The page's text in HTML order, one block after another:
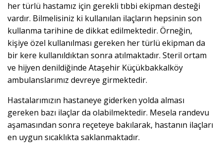
her türlü hastamız için gerekli tıbbi ekipman desteği
vardır. Bilmelisiniz ki kullanılan ilaçların hepsinin son
kullanma tarihine de dikkat edilmektedir. Örneğin,
kişiye özel kullanılması gereken her türlü ekipman da
bir kere kullanıldıktan sonra atılmaktadır. Steril ortam
ve hijyen denildiğinde Ataşehir Küçükbakkalköy
ambulanslarımız devreye girmektedir.
Hastalarımızın hastaneye giderken yolda alması
gereken bazı ilaçlar da olabilmektedir. Mesela randevu
aşamasından sonra reçeteye bakılarak, hastanın ilaçları
en uygun sıcaklıkta saklanmaktadır.